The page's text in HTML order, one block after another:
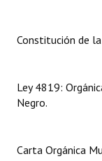
Comunicaciones
Declaraciones
Constitución de
Ley 4819:
Negro.
Carta Orgánica